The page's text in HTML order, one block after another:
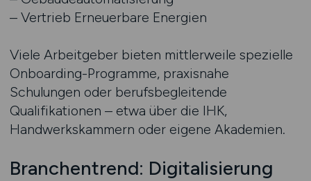
– Vertrieb Erneuerbare Energien
Viele Arbeitgeber bieten mittlerweile spezielle
Onboarding-Programme, praxisnahe
Schulungen oder berufsbegleitende
Qualifikationen – etwa über die IHK,
Handwerkskammern oder eigene Akademien.
Branchentrend: Digitalisierung